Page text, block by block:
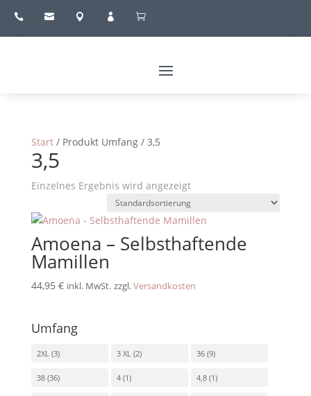
    
Start/ Produkt Umfang / 3,5
3,5
Einzelnes Ergebnis wird angezeigt
Amoena – Selbsthaftende
Mamillen
44,95 € inkl. MwSt. zzgl.Versandkosten
Umfang
2XL (3) 3 XL (2) 36 (9)
38 (36) 4 (1) 4,8 (1)